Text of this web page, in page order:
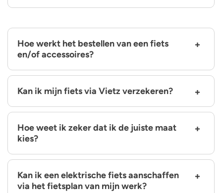
Hoe werkt het bestellen van een fiets
en/of accessoires?
Kan ik mijn fiets via Vietz verzekeren?
Hoe weet ik zeker dat ik de juiste maat
kies?
Kan ik een elektrische fiets aanschaffen
via het fietsplan van mijn werk?